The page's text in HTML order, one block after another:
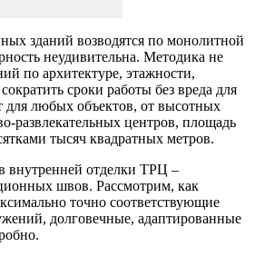
зданий возводятся по монолитной
неудивительна. Методика не
по архитектуре, этажности,
сроки работы без вреда для
для любых объектов, от высотных
развлекательных центров, площадь
тысяч квадратных метров.
внутренней отделки ТРЦ –
швов. Рассмотрим, как
точно соответствующие
долговечные, адаптированные